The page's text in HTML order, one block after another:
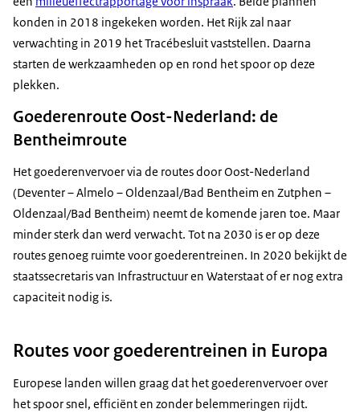
konden in 2018 ingekeken worden. Het Rijk zal naar
verwachting in 2019 het Tracébesluit vaststellen. Daarna
starten de werkzaamheden op en rond het spoor op deze
plekken.
Goederenroute Oost-Nederland: de
Bentheimroute
Het goederenvervoer via de routes door Oost-Nederland
(Deventer – Almelo – Oldenzaal/Bad Bentheim en Zutphen –
Oldenzaal/Bad Bentheim) neemt de komende jaren toe. Maar
minder sterk dan werd verwacht. Tot na 2030 is er op deze
routes genoeg ruimte voor goederentreinen. In 2020 bekijkt de
staatssecretaris van Infrastructuur en Waterstaat of er nog extra
capaciteit nodig is.
Routes voor goederentreinen in Europa
Europese landen willen graag dat het goederenvervoer over
het spoor snel, efficiënt en zonder belemmeringen rijdt.